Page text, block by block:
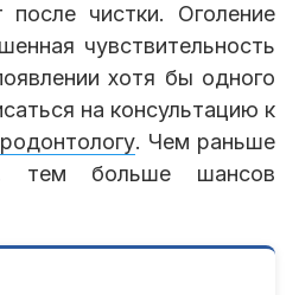
чистки. Оголение
чувствительность
хотя бы одного
на консультацию к
. Чем раньше
тем больше шансов